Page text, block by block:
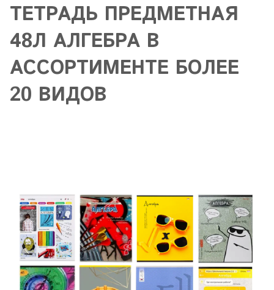
ТЕТРАДЬ ПРЕДМЕТНАЯ
48Л АЛГЕБРА В
АСCОРТИМЕНТЕ БОЛЕЕ
20 ВИДОВ